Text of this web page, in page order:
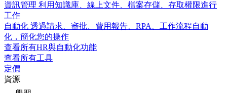
資訊管理 利用知識庫、線上文件、檔案存儲、存取權限進行
工作
自動化 透過請求、審批、費用報告、RPA、工作流程自動
化，簡化您的操作
查看所有HR與自動化功能
查看所有工具
定價
資源